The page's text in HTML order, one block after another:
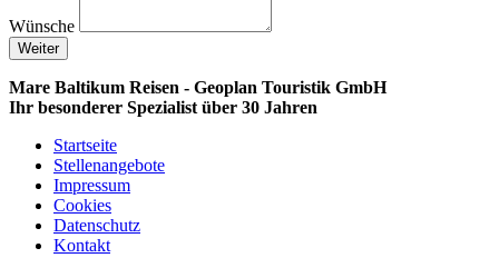
Wünsche
Weiter
Mare Baltikum Reisen - Geoplan Touristik GmbH
Ihr besonderer Spezialist über 30 Jahren
Startseite
Stellenangebote
Impressum
Cookies
Datenschutz
Kontakt